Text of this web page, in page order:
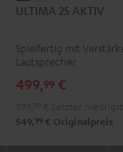
25
Night
Black
25
Pure
ULTIMA 25 AKTIV
Spielfertig mit
Lautsprecher
499,99 €
549, 99 € Originalpreis